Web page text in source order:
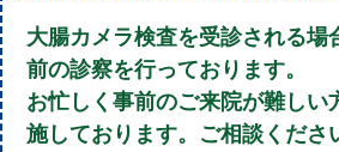
大腸カメラ検査を受診される
前の診察を行っております。
お忙しく事前のご来院が難しい
施しております。ご相談くださ